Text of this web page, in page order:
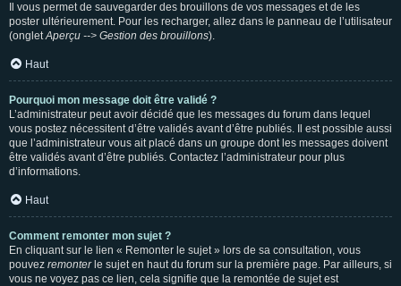
Il vous permet de sauvegarder des brouillons de vos messages et de les
poster ultérieurement. Pour les recharger, allez dans le panneau de l’utilisateur
(ongletAperçu --> Gestion des brouillons).
Haut
Pourquoi mon message doit être validé ?
L’administrateur peut avoir décidé que les messages du forum dans lequel
vous postez nécessitent d’être validés avant d’être publiés. Il est possible aussi
que l’administrateur vous ait placé dans un groupe dont les messages doivent
être validés avant d’être publiés. Contactez l’administrateur pour plus
d’informations.
Haut
Comment remonter mon sujet ?
En cliquant sur le lien « Remonter le sujet » lors de sa consultation, vous
pouvez remonterle sujet en haut du forum sur la première page. Par ailleurs, si
vous ne voyez pas ce lien, cela signifie que la remontée de sujet est